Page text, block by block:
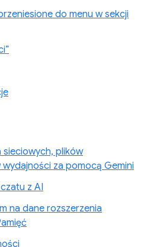
do menu w sekcji
plików
za pomocą Gemini
z AI
na dane rozszerzenia